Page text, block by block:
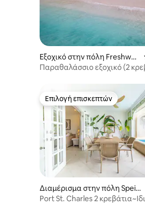
Εξοχικό στην πόλη Freshwat
er Bay
Παραθαλάσσιο εξοχικό (2
Επιλογή επισκεπτών
Επιλογή επισκεπτών
Διαμέρισμα στην πόλη Speig
htstown
Port St. Charles 2